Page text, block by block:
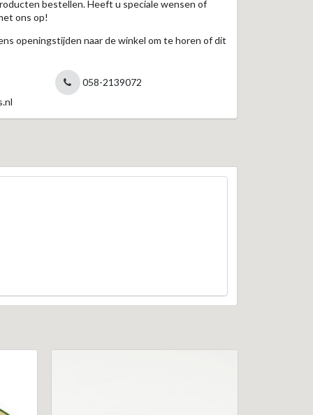
bestellen. Heeft u speciale wensen of
ons op!
openingstijden naar de winkel om te horen of dit
058-2139072